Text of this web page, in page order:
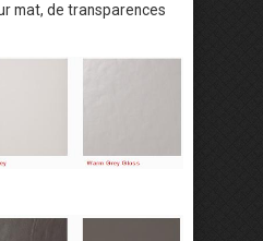
mat, de transparences